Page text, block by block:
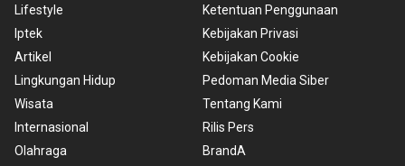
Lifestyle
Iptek
Artikel
Lingkungan Hidup
Wisata
Internasional
Olahraga
Ketentuan Penggunaan
Kebijakan Privasi
Kebijakan Cookie
Pedoman Media Siber
Tentang Kami
Rilis Pers
BrandA